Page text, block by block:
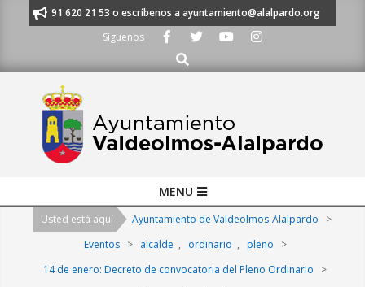
al 91 620 21 53 o escríbenos a ayuntamiento@alalpardo.org
Síguenos
Buscar
Navigation
MENU
Usted está aquí Ayuntamiento de Valdeolmos-Alalpardo
>
Eventos
> alcalde , ordinario , pleno
>
14 de enero: Decreto de convocatoria del Pleno Ordinario
>